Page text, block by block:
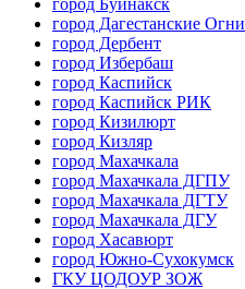
город Буйнакск
город Дагестанские Огни
город Дербент
город Избербаш
город Каспийск
город Каспийск РИК
город Кизилюрт
город Кизляр
город Махачкала
город Махачкала ДГПУ
город Махачкала ДГТУ
город Махачкала ДГУ
город Хасавюрт
город Южно-Сухокумск
ГКУ ЦОДОУР ЗОЖ